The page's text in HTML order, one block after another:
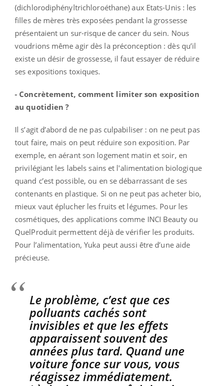
(dichlorodiphényltrichloroéthane) aux Etats-Unis : les
filles de mères très exposées pendant la grossesse
présentaient un sur-risque de cancer du sein. Nous
voudrions même agir dès la préconception : dès qu’il
existe un désir de grossesse, il faut essayer de réduire
ses expositions toxiques.
- Concrètement, comment limiter son exposition
au quotidien ?
Il s’agit d’abord de ne pas culpabiliser : on ne peut pas
tout faire, mais on peut réduire son exposition. Par
exemple, en aérant son logement matin et soir, en
privilégiant les labels sains et l'alimentation biologique
quand c’est possible, ou en se débarrassant de ses
contenants en plastique. Si on ne peut pas acheter bio,
mieux vaut éplucher les fruits et légumes. Pour les
cosmétiques, des applications comme INCI Beauty ou
QuelProduit permettent déjà de vérifier les produits.
Pour l’alimentation, Yuka peut aussi être d’une aide
précieuse.
Le problème, c’est que ces
polluants cachés sont
invisibles et que les effets
apparaissent souvent des
années plus tard. Quand une
voiture fonce sur vous, vous
réagissez immédiatement.